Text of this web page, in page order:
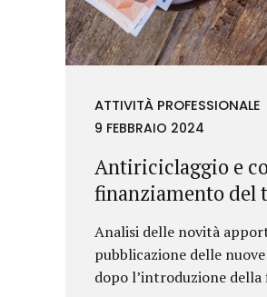
ATTIVITÀ PROFESSIONALE
9 FEBBRAIO 2024
Antiriciclaggio e
finanziamento del
Analisi delle novità
pubblicazione delle
dopo l’introduzione della